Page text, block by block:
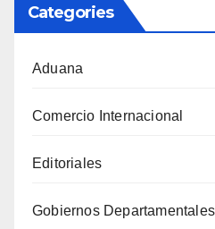
Categories
Aduana
Comercio Internacional
Editoriales
Gobiernos Departamentales